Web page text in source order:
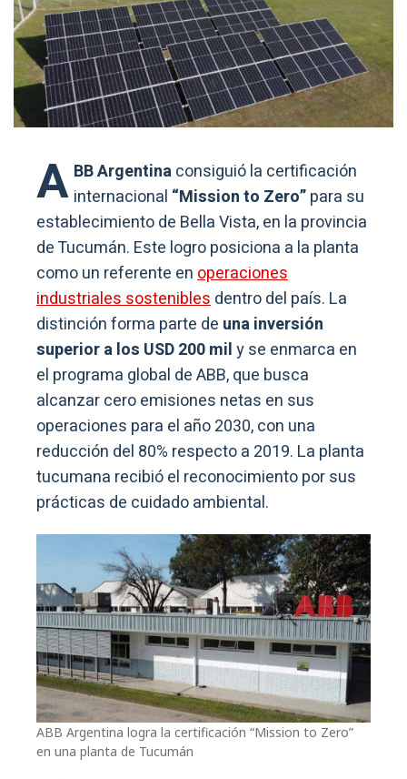
A BB Argentinaconsiguió la certificación
internacional “Mission to Zero”para su
establecimiento de Bella Vista, en la provincia
de Tucumán. Este logro posiciona a la planta
como un referente enoperaciones
industriales sosteniblesdentro del país. La
distinción forma parte de una inversión
superior a los USD 200 mily se enmarca en
el programa global de ABB, que busca
alcanzar cero emisiones netas en sus
operaciones para el año 2030, con una
reducción del 80% respecto a 2019. La planta
tucumana recibió el reconocimiento por sus
prácticas de cuidado ambiental.
ABB Argentina logra la certificación “Mission to Zero”
en una planta de Tucumán